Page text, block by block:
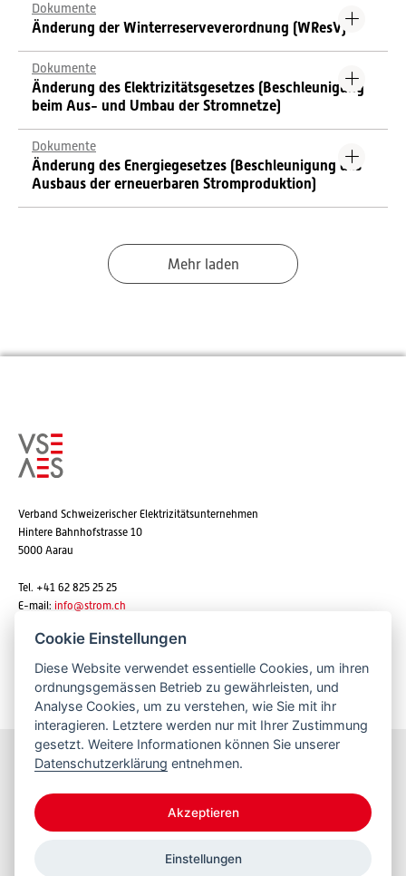
Dokumente
Änderung der Winterreserveverordnung (WResV)
Dokumente
Änderung des Elektrizitätsgesetzes (Beschleunigung
beim Aus- und Umbau der Stromnetze)
Dokumente
Änderung des Energiegesetzes (Beschleunigung des
Ausbaus der erneuerbaren Stromproduktion)
Mehr laden
Verband Schweizerischer Elektrizitätsunternehmen
Hintere Bahnhofstrasse 10
5000 Aarau
Tel. +41 62 825 25 25
E-mail: info@strom.ch
Newsletter abonnieren
Bleiben Sie informiert
© 2026 VSE
Cookie Einstellungen
Diese Website verwendet essentielle Cookies, um ihren
ordnungsgemässen Betrieb zu gewährleisten, und
Analyse Cookies, um zu verstehen, wie Sie mit ihr
interagieren. Letztere werden nur mit Ihrer Zustimmung
gesetzt. Weitere Informationen können Sie unserer
Datenschutzerklärung entnehmen.
Akzeptieren
Einstellungen